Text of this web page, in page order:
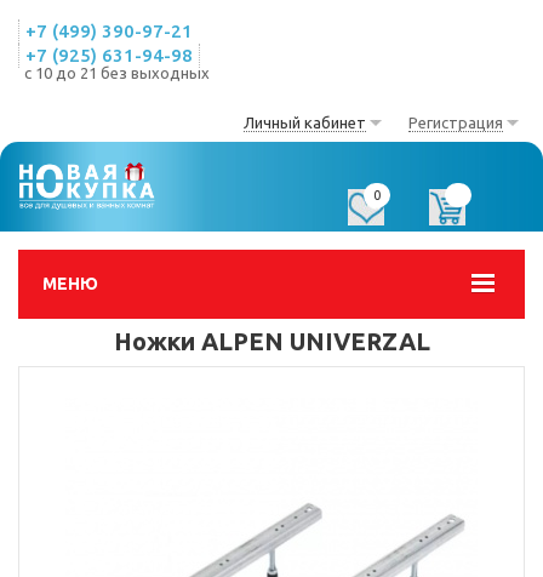
+7 (499) 390-97-21
+7 (925) 631-94-98
с 10 до 21 без выходных
Личный кабинет Регистрация
МЕНЮ
0
Ножки ALPEN UNIVERZAL